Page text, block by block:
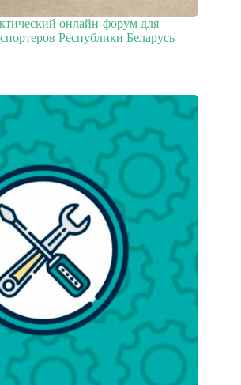
онлайн-форум для
Республики Беларусь